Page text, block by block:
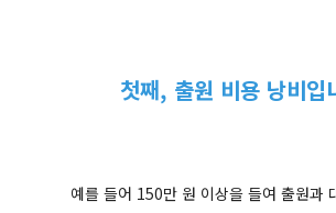
첫째, 출원 비용 낭비입
예를 들어 150만 원 이상을 들여 출원과